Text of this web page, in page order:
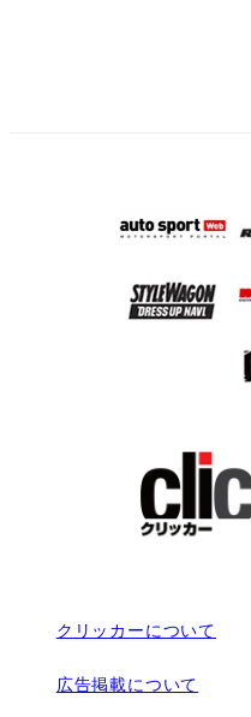
クリッカーについて
広告掲載について